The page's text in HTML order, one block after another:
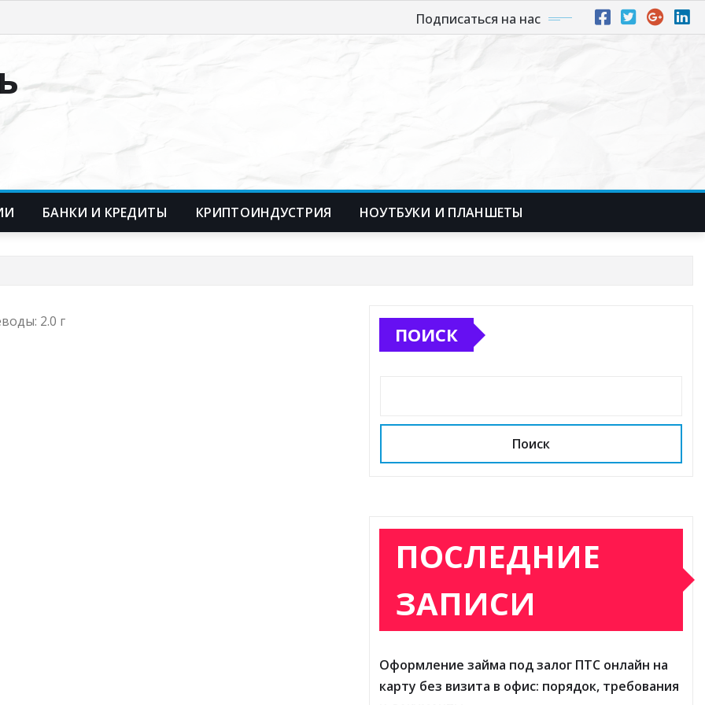
Подписаться на нас
БАНКИ И КРЕДИТЫ КРИПТОИНДУСТРИЯ НОУТБУКИ И ПЛАНШЕТЫ
2.0 г
ПОИСК
Поиск
ПОСЛЕДНИЕ
ЗАПИСИ
Оформление займа под залог ПТС онлайн на
карту без визита в офис: порядок, требования